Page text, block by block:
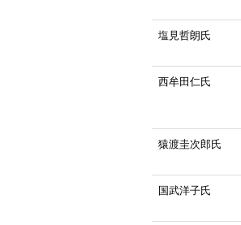
塩見哲朗氏
西牟田仁氏
猿渡圭次郎氏
国武洋子氏